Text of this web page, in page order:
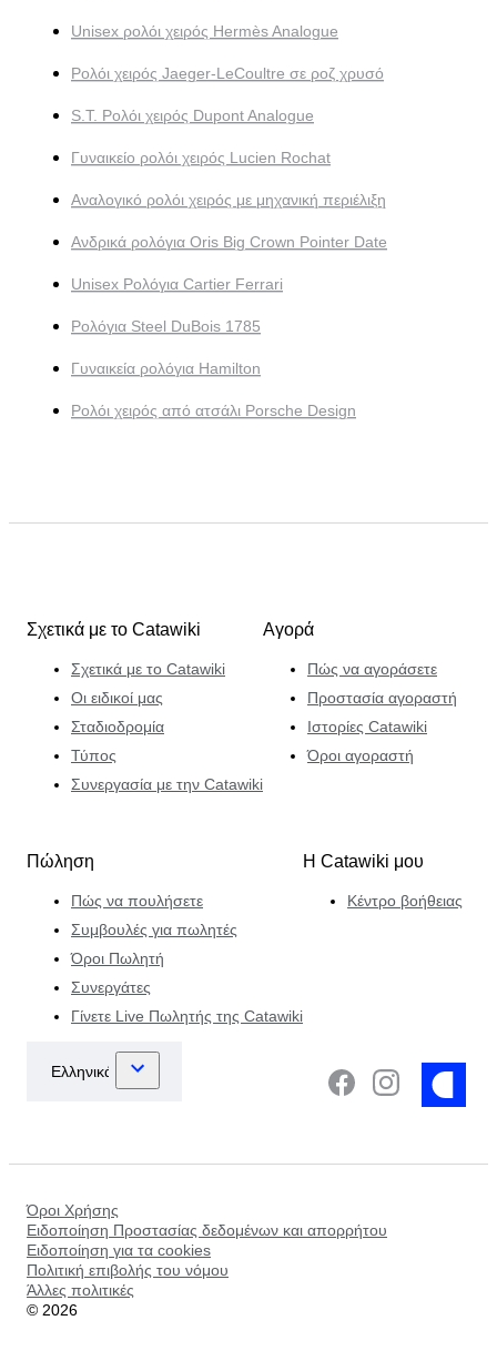
Unisex ρολόι χειρός Hermès Analogue
Ρολόι χειρός Jaeger-LeCoultre σε ροζ χρυσό
S.T. Ρολόι χειρός Dupont Analogue
Γυναικείο ρολόι χειρός Lucien Rochat
Αναλογικό ρολόι χειρός με μηχανική περιέλιξη
Ανδρικά ρολόγια Oris Big Crown Pointer Date
Unisex Ρολόγια Cartier Ferrari
Ρολόγια Steel DuBois 1785
Γυναικεία ρολόγια Hamilton
Ρολόι χειρός από ατσάλι Porsche Design
Σχετικά με το Catawiki
Σχετικά με το Catawiki
Οι ειδικοί μας
Σταδιοδρομία
Τύπος
Συνεργασία με την Catawiki
Αγορά
Πώς να αγοράσετε
Προστασία αγοραστή
Ιστορίες Catawiki
Όροι αγοραστή
Πώληση
Πώς να πουλήσετε
Συμβουλές για πωλητές
Όροι Πωλητή
Συνεργάτες
Γίνετε Live Πωλητής της Catawiki
Η Catawiki μου
Κέντρο βοήθειας
Όροι Χρήσης
Ειδοποίηση Προστασίας δεδομένων και απορρήτου
Ειδοποίηση για τα cookies
Πολιτική επιβολής του νόμου
Άλλες πολιτικές
© 2026